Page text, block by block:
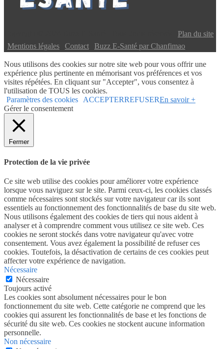
Plan du site
Mentions légales Contact Buzz E-Santé par Chanfimao
Nous utilisons des cookies sur notre site web pour vous offrir une
expérience plus pertinente en mémorisant vos préférences et vos
visites répétées. En cliquant sur "Accepter", vous consentez à
l'utilisation de TOUS les cookies.
Paramètres des cookies ACCEPTERREFUSEREn savoir +
Gérer le consentement
Fermer
Protection de la vie privée
Ce site web utilise des cookies pour améliorer votre expérience
lorsque vous naviguez sur le site. Parmi ceux-ci, les cookies classés
comme nécessaires sont stockés sur votre navigateur car ils sont
essentiels au fonctionnement des fonctionnalités de base du site web.
Nous utilisons également des cookies de tiers qui nous aident à
analyser et à comprendre comment vous utilisez ce site web. Ces
cookies ne seront stockés dans votre navigateur qu'avec votre
consentement. Vous avez également la possibilité de refuser ces
cookies. Toutefois, la désactivation de certains de ces cookies peut
affecter votre expérience de navigation.
Nécessaire
Nécessaire
Toujours activé
Les cookies sont absolument nécessaires pour le bon
fonctionnement du site web. Cette catégorie ne comprend que les
cookies qui assurent les fonctionnalités de base et les fonctions de
sécurité du site web. Ces cookies ne stockent aucune information
personnelle.
Non nécessaire